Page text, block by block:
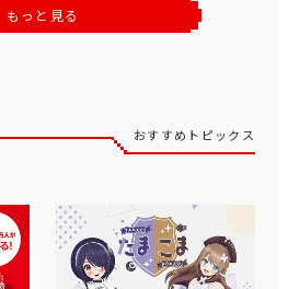
もっと見る
おすすめトピックス